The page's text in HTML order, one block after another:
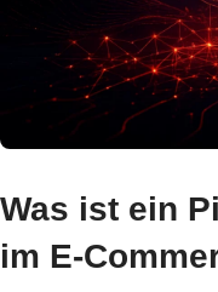
Was ist ein
im E-